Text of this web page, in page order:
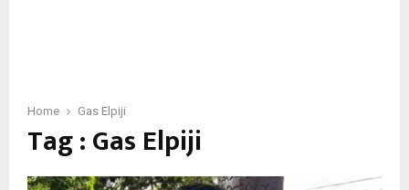
Home Gas Elpiji
Tag : Gas Elpiji